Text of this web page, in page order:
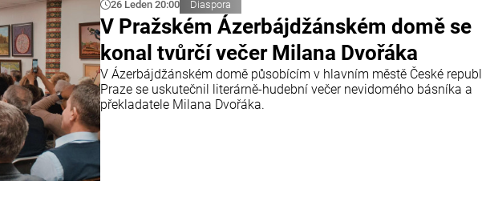
26 Leden 20:00 Diaspora
V Pražském Ázerbájdžánském domě se
konal tvůrčí večer Milana Dvořáka
V Ázerbájdžánském domě působícím v hlavním městě České
Praze se uskutečnil literárně-hudební večer nevidomého básníka a
překladatele Milana Dvořáka.